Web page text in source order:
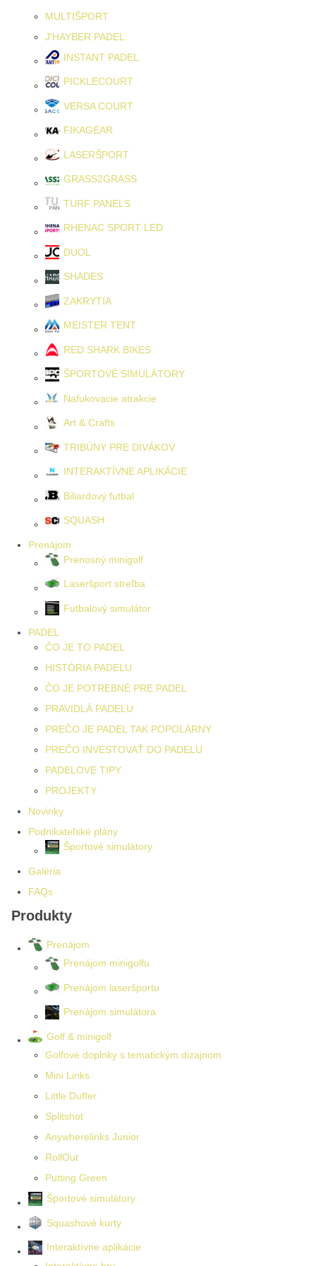
MULTIŠPORT
J'HAYBER PADEL
INSTANT PADEL
PICKLECOURT
VERSA COURT
FIKAGEAR
LASERŠPORT
GRASS2GRASS
TURF PANELS
RHENAC SPORT LED
DUOL
SHADES
ZAKRYTIA
MEISTER TENT
RED SHARK BIKES
ŠPORTOVÉ SIMULÁTORY
Nafukovacie atrakcie
Art & Crafts
TRIBÚNY PRE DIVÁKOV
INTERAKTÍVNE APLIKÁCIE
Biliardový futbal
SQUASH
Prenájom
Prenosný minigolf
Laseršport streľba
Futbalový simulátor
PADEL
ČO JE TO PADEL
HISTÓRIA PADELU
ČO JE POTREBNÉ PRE PADEL
PRAVIDLÁ PADELU
PREČO JE PADEL TAK POPOLÁRNY
PREČO INVESTOVAŤ DO PADELU
PADELOVE TIPY
PROJEKTY
Novinky
Podnikateľské plány
Športové simulátory
Galéria
FAQs
Produkty
Prenájom
Prenájom minigolfu
Prenájom laseršportu
Prenájom simulátora
Golf & minigolf
Golfové doplnky s tematickým dizajnom
Mini Links
Little Duffer
Splitshot
Anywherelinks Junior
RollOut
Putting Green
Športové simulátory
Squashové kurty
Interaktívne aplikácie